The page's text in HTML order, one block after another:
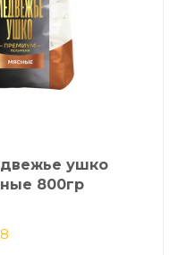
ушко
800гр